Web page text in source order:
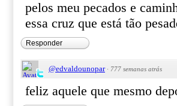
pelos meu pecados e
essa cruz que está tão
Responder
@edvaldounopar · 777 semanas atrás
feliz aquele que mesmo